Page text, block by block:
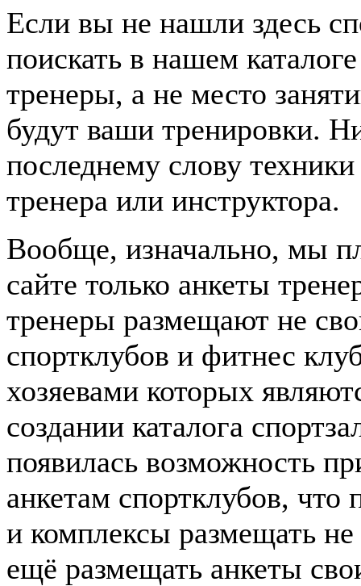
Если вы не нашли здесь
поискать в нашем
тренеры, а не место
будут ваши тренировки.
последнему слову
тренера или инструктора.
Вообще, изначально, мы
сайте только анкеты
тренеры размещают не
спортклубов и фитнес
хозяевами которых
создании каталога
появилась возможность
анкетам спортклубов,
и комплексы размещать
ещё размещать анкеты